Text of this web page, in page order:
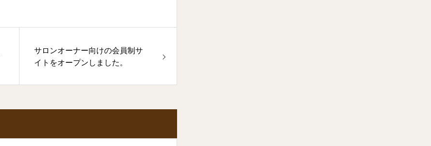
サロンオーナー向けの会員制サ
イトをオープンしました。